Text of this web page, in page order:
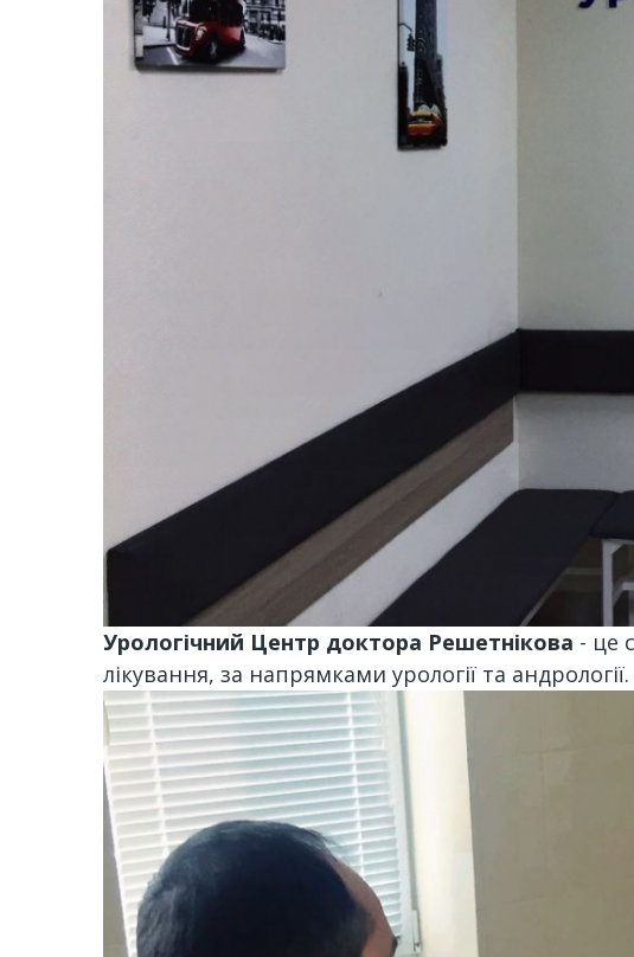
Урологічний Центр доктора Решетнікова - це
лікування, за напрямками урології та андрології.